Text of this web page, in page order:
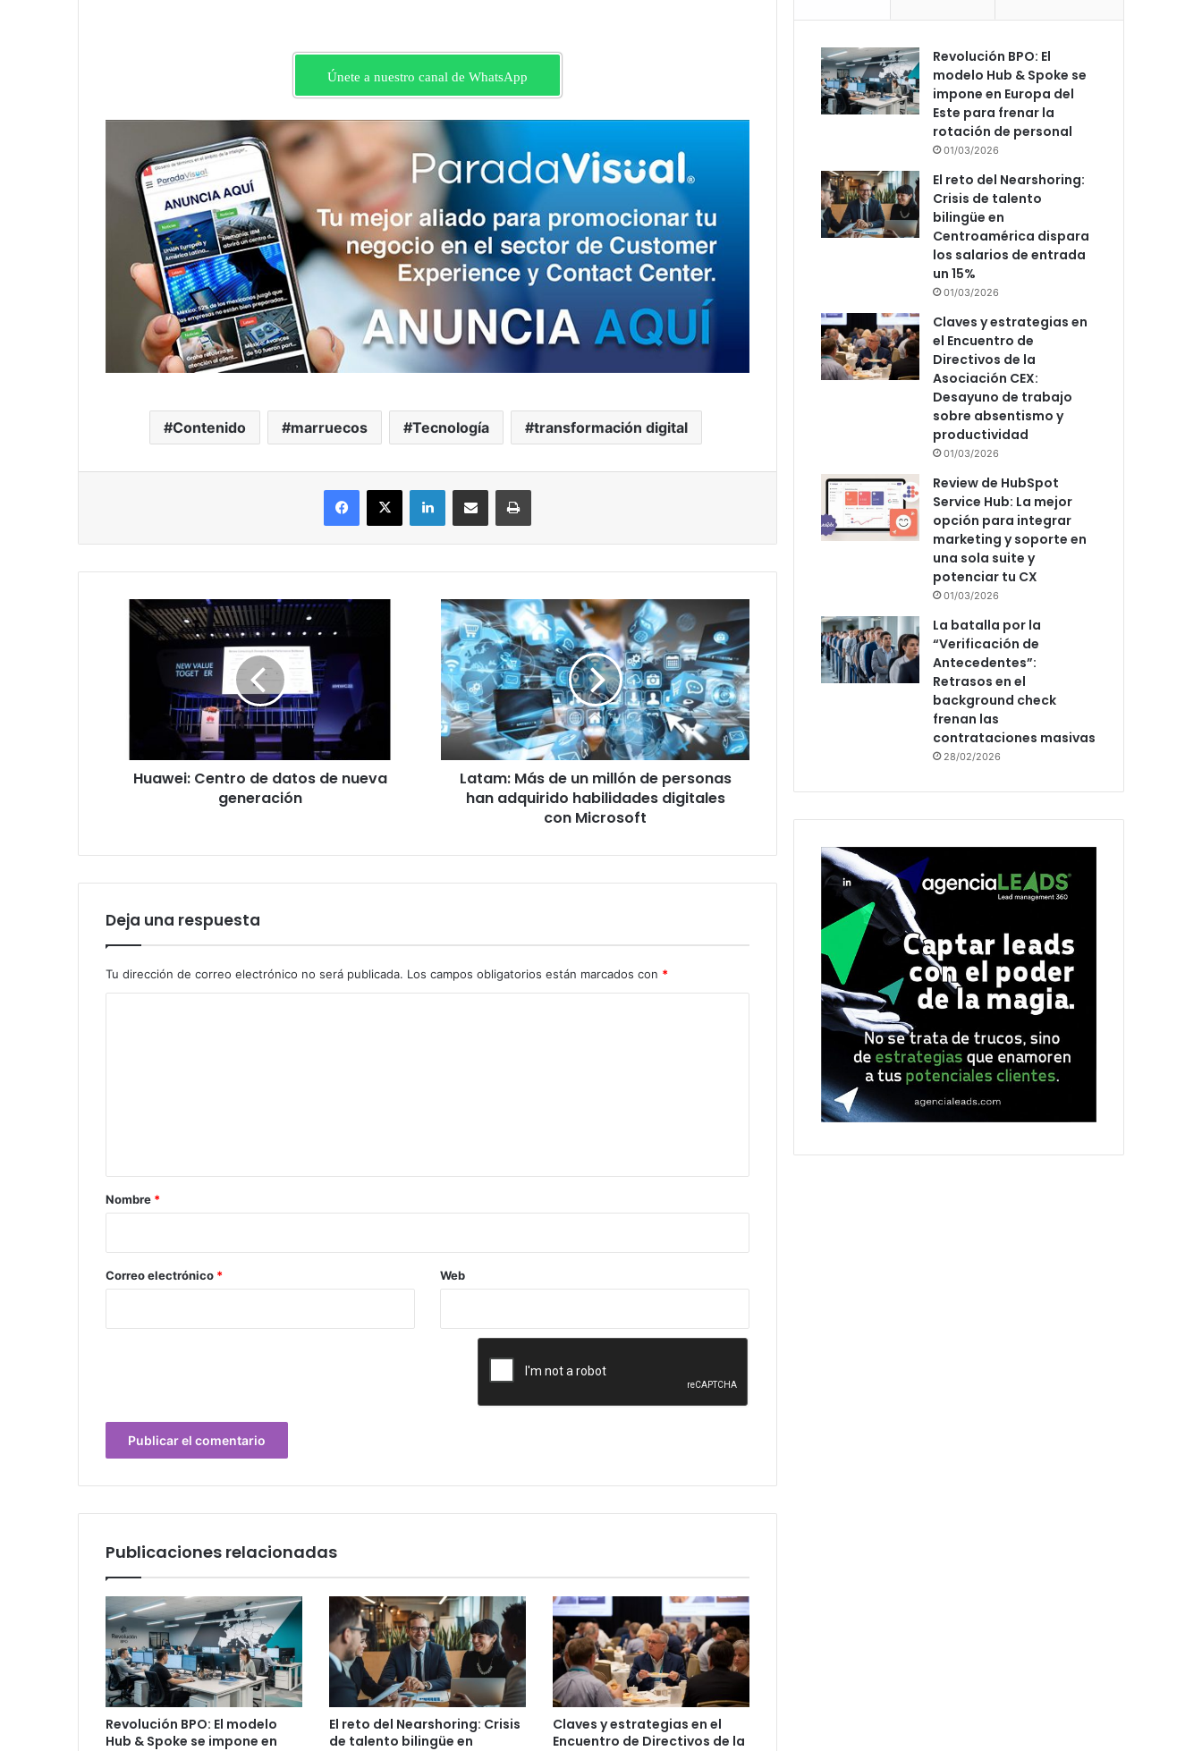
Únete a nuestro canal de WhatsApp
Contenido marruecos Tecnología transformación digital
Facebook
X LinkedInCompartir por correo electrónicoImprimir
Huawei:
Centro
Huawei: Centro de datos de nueva
generación
Latam:
Más
de
un
millón
de
personas
han
adquirido
habilidades
digitales
Latam: Más de un millón de personas
han adquirido habilidades digitales
con Microsoft
Deja una respuesta
Tu dirección de correo electrónico no será publicada. Los campos obligatorios están marcados con *
r
*
Nombre *
Correo electrónico * Web
Publicaciones relacionadas
Revolución BPO: El modelo
Hub & Spoke se impone en
El reto del Nearshoring: Crisis
de talento bilingüe en
Claves y estrategias en el
Encuentro de Directivos de la
Revolución BPO: El
modelo Hub & Spoke se
impone en Europa del
Este para frenar la
rotación de personal
01/03/2026
El reto del Nearshoring:
Crisis de talento
bilingüe en
Centroamérica dispara
los salarios de entrada
un 15%
01/03/2026
Claves y estrategias en
el Encuentro de
Directivos de la
Asociación CEX:
Desayuno de trabajo
sobre absentismo y
productividad
01/03/2026
Review de HubSpot
Service Hub: La mejor
opción para integrar
marketing y soporte en
una sola suite y
potenciar tu CX
01/03/2026
La batalla por la
“Verificación de
Antecedentes”:
Retrasos en el
background check
frenan las
contrataciones masivas
28/02/2026